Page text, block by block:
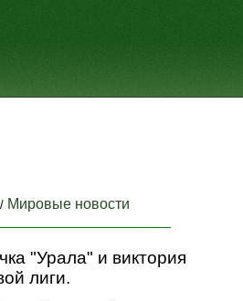
/ Мировые новости
"Урала" и виктория
лиги.